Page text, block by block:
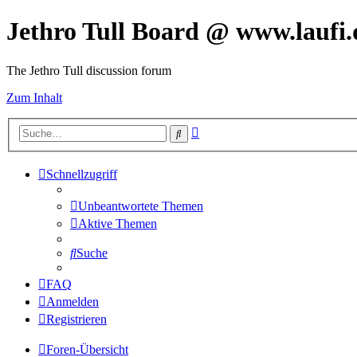
Jethro Tull Board @
The Jethro Tull discussion forum
Zum Inhalt
Suche
Schnellzugriff
Unbeantwortete Themen
Aktive Themen
Suche
FAQ
Anmelden
Registrieren
Foren-Übersicht